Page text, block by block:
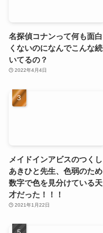
名探偵コナンって何も面白
くないのになんでこんな続
いてるの？
2022年4月4日
メイドインアビスのつくし
あきひと先生、色弱のため
数字で色を見分けている天
才だった！！！
2021年1月22日